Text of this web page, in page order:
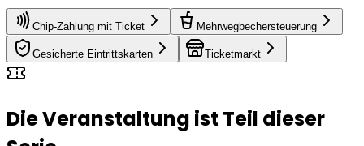
Chip-Zahlung mit Ticket Mehrwegbechersteuerung
Gesicherte Eintrittskarten Ticketmarkt
Die Veranstaltung ist Teil dieser